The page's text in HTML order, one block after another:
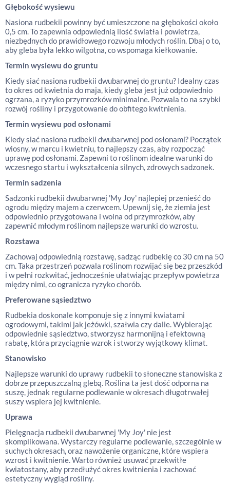
Głębokość wysiewu
Nasiona rudbekii powinny być umieszczone na głębokości około
0,5 cm. To zapewnia odpowiednią ilość światła i powietrza,
niezbędnych do prawidłowego rozwoju młodych roślin. Dbaj o to,
aby gleba była lekko wilgotna, co wspomaga kiełkowanie.
Termin wysiewu do gruntu
Kiedy siać nasiona rudbekii dwubarwnej do gruntu? Idealny czas
to okres od kwietnia do maja, kiedy gleba jest już odpowiednio
ogrzana, a ryzyko przymrozków minimalne. Pozwala to na szybki
rozwój rośliny i przygotowanie do obfitego kwitnienia.
Termin wysiewu pod osłonami
Kiedy siać nasiona rudbekii dwubarwnej pod osłonami? Początek
wiosny, w marcu i kwietniu, to najlepszy czas, aby rozpocząć
uprawę pod osłonami. Zapewni to roślinom idealne warunki do
wczesnego startu i wykształcenia silnych, zdrowych sadzonek.
Termin sadzenia
Sadzonki rudbekii dwubarwnej 'My Joy' najlepiej przenieść do
ogrodu między majem a czerwcem. Upewnij się, że ziemia jest
odpowiednio przygotowana i wolna od przymrozków, aby
zapewnić młodym roślinom najlepsze warunki do wzrostu.
Rozstawa
Zachowaj odpowiednią rozstawę, sadząc rudbekię co 30 cm na 50
cm. Taka przestrzeń pozwala roślinom rozwijać się bez przeszkód
i w pełni rozkwitać, jednocześnie ułatwiając przepływ powietrza
między nimi, co ogranicza ryzyko chorób.
Preferowane sąsiedztwo
Rudbekia doskonale komponuje się z innymi kwiatami
ogrodowymi, takimi jak jeżówki, szałwia czy dalie. Wybierając
odpowiednie sąsiedztwo, stworzysz harmonijną i efektowną
rabatę, która przyciągnie wzrok i stworzy wyjątkowy klimat.
Stanowisko
Najlepsze warunki do uprawy rudbekii to słoneczne stanowiska z
dobrze przepuszczalną glebą. Roślina ta jest dość odporna na
suszę, jednak regularne podlewanie w okresach długotrwałej
suszy wspiera jej kwitnienie.
Uprawa
Pielęgnacja rudbekii dwubarwnej 'My Joy' nie jest
skomplikowana. Wystarczy regularne podlewanie, szczególnie w
suchych okresach, oraz nawożenie organiczne, które wspiera
wzrost i kwitnienie. Warto również usuwać przekwitłe
kwiatostany, aby przedłużyć okres kwitnienia i zachować
estetyczny wygląd rośliny.